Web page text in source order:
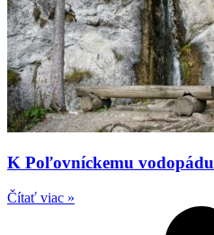
K Poľovníckemu vodopádu
Čítať viac »